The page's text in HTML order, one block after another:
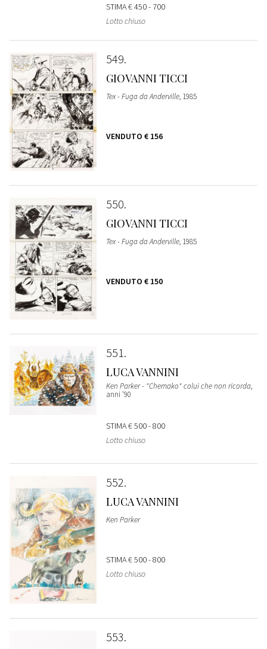
STIMA€ 450 - 700
Lotto chiuso
549
GIOVANNI TICCI
Tex - Fuga da Anderville, 1985
VENDUTO € 156
550
GIOVANNI TICCI
Tex - Fuga da Anderville, 1985
VENDUTO € 150
551
LUCA VANNINI
Ken Parker - "Chemako" colui che non ricorda,
anni '90
STIMA€ 500 - 800
Lotto chiuso
552
LUCA VANNINI
Ken Parker
STIMA€ 500 - 800
Lotto chiuso
553